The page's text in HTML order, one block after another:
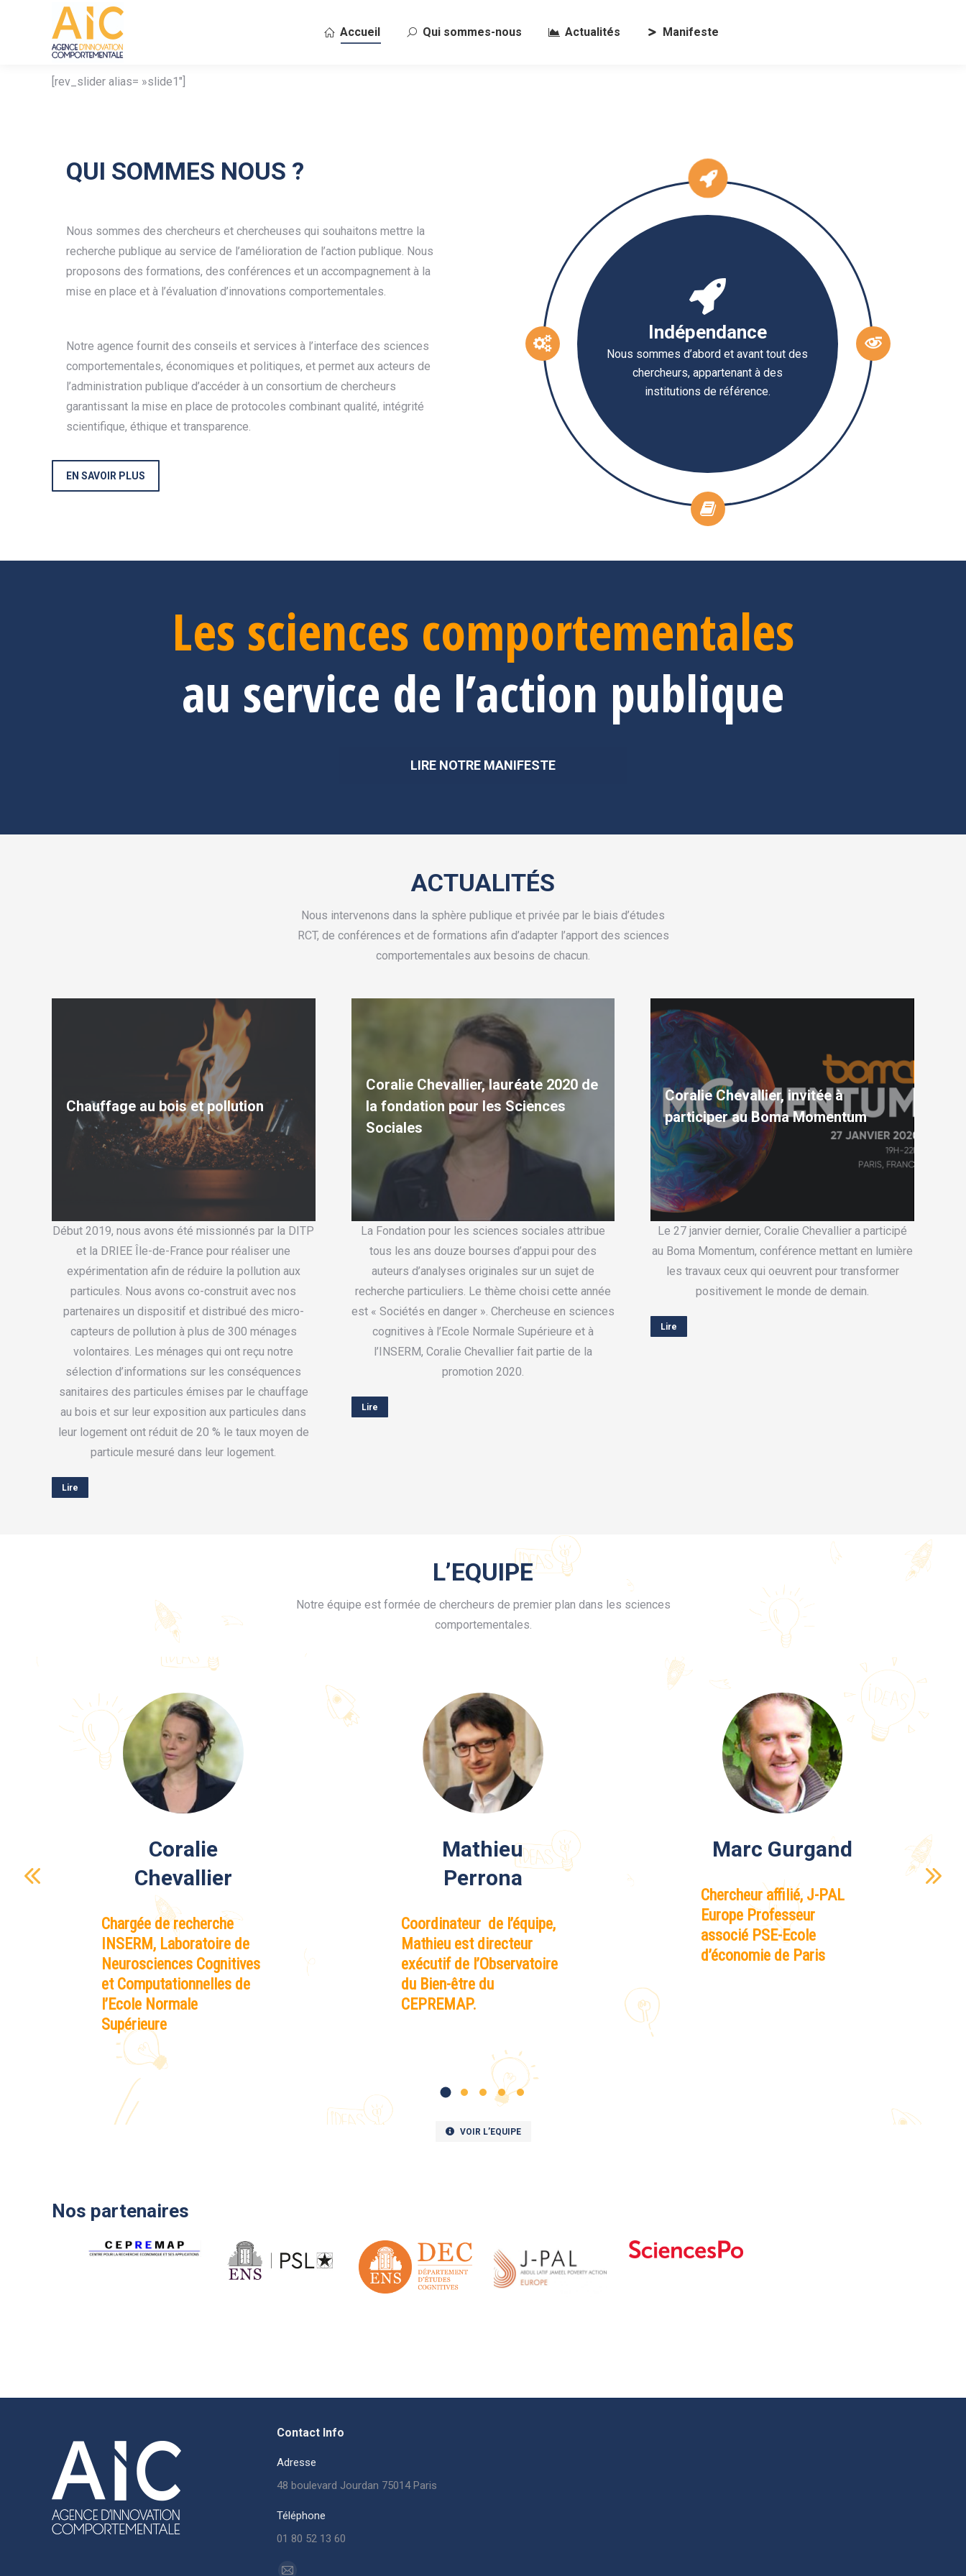
Accueil Qui sommes-nous Actualités Manifeste
[rev_slider alias= »slide1″]
QUI SOMMES NOUS ?
Nous sommes des chercheurs et chercheuses qui souhaitons mettre la
recherche publique au service de l’amélioration de l’action publique. Nous
proposons des formations, des conférences et un accompagnement à la
mise en place et à l’évaluation d’innovations comportementales.
Notre agence fournit des conseils et services à l’interface des sciences
comportementales, économiques et politiques, et permet aux acteurs de
l’administration publique d’accéder à un consortium de chercheurs
garantissant la mise en place de protocoles combinant qualité, intégrité
scientifique, éthique et transparence.
EN SAVOIR PLUS
Indépendance
Nous sommes d’abord et avant tout des
chercheurs, appartenant à des
institutions de référence.
Les sciences comportementales
au service de l’action publique
LIRE NOTRE MANIFESTE
ACTUALITÉS
Nous intervenons dans la sphère publique et privée par le biais d’études
RCT, de conférences et de formations afin d’adapter l’apport des sciences
comportementales aux besoins de chacun.
Chauffage au bois et pollution
Début 2019, nous avons été missionnés par la DITP
et la DRIEE Île-de-France pour réaliser une
expérimentation afin de réduire la pollution aux
particules. Nous avons co-construit avec nos
partenaires un dispositif et distribué des micro-
capteurs de pollution à plus de 300 ménages
volontaires. Les ménages qui ont reçu notre
sélection d’informations sur les conséquences
sanitaires des particules émises par le chauffage
au bois et sur leur exposition aux particules dans
leur logement ont réduit de 20 % le taux moyen de
particule mesuré dans leur logement.
Lire
Coralie Chevallier, lauréate 2020 de
la fondation pour les Sciences
Sociales
La Fondation pour les sciences sociales attribue
tous les ans douze bourses d’appui pour des
auteurs d’analyses originales sur un sujet de
recherche particuliers. Le thème choisi cette année
est « Sociétés en danger ». Chercheuse en sciences
cognitives à l’Ecole Normale Supérieure et à
l’INSERM, Coralie Chevallier fait partie de la
promotion 2020.
Lire
Coralie Chevallier, invitée à
participer au Boma Momentum
Le 27 janvier dernier, Coralie Chevallier a participé
au Boma Momentum, conférence mettant en lumière
les travaux ceux qui oeuvrent pour transformer
positivement le monde de demain.
Lire
L’EQUIPE
Notre équipe est formée de chercheurs de premier plan dans les sciences
comportementales.
Coralie
Chevallier
Chargée de recherche
INSERM, Laboratoire de
Neurosciences Cognitives
et Computationnelles de
l’Ecole Normale
Supérieure
Mathieu
Perrona
Coordinateur de l’équipe,
Mathieu est directeur
exécutif de l’Observatoire
du Bien-être du
CEPREMAP.
Marc Gurgand
Chercheur affilié, J-PAL
Europe Professeur
associé PSE-Ecole
d’économie de Paris
VOIR L’EQUIPE
Nos partenaires
Contact Info
Adresse
48 boulevard Jourdan 75014 Paris
Téléphone
01 80 52 13 60
Trouvez nous sur :